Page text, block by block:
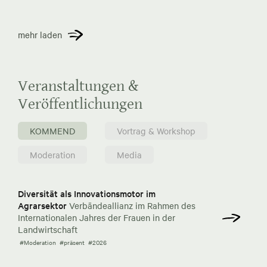
mehr laden
Veranstaltungen &
Veröffentlichungen
KOMMEND
Vortrag & Workshop
Moderation
Media
Diversität als Innovationsmotor im
Agrarsektor Verbändeallianz im Rahmen des
Internationalen Jahres der Frauen in der
Landwirtschaft
#Moderation #präsent #2026